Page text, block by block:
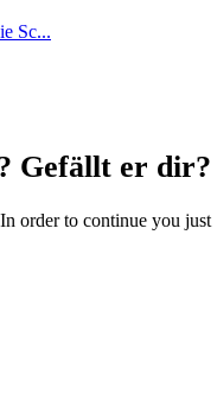
Sc...
Gefällt er dir?
order to continue you just